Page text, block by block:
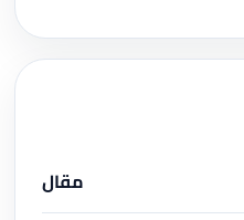
مقال